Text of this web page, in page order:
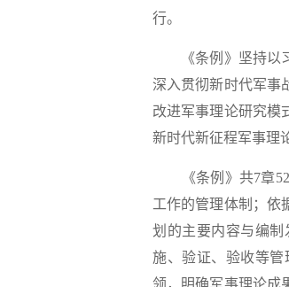
行。
《条例》坚持以习
深入贯彻新时代军事
改进军事理论研究模
新时代新征程军事理
《条例》共7章52
工作的管理体制；依
划的主要内容与编
施、验证、验收等管
领，明确军事理论成